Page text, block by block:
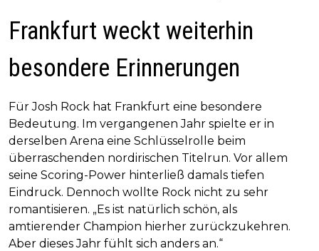
Frankfurt weckt weiterhin
besondere Erinnerungen
Für Josh Rock hat Frankfurt eine besondere
Bedeutung. Im vergangenen Jahr spielte er in
derselben Arena eine Schlüsselrolle beim
überraschenden nordirischen Titelrun. Vor allem
seine Scoring-Power hinterließ damals tiefen
Eindruck. Dennoch wollte Rock nicht zu sehr
romantisieren. „Es ist natürlich schön, als
amtierender Champion hierher zurückzukehren.
Aber dieses Jahr fühlt sich anders an.“